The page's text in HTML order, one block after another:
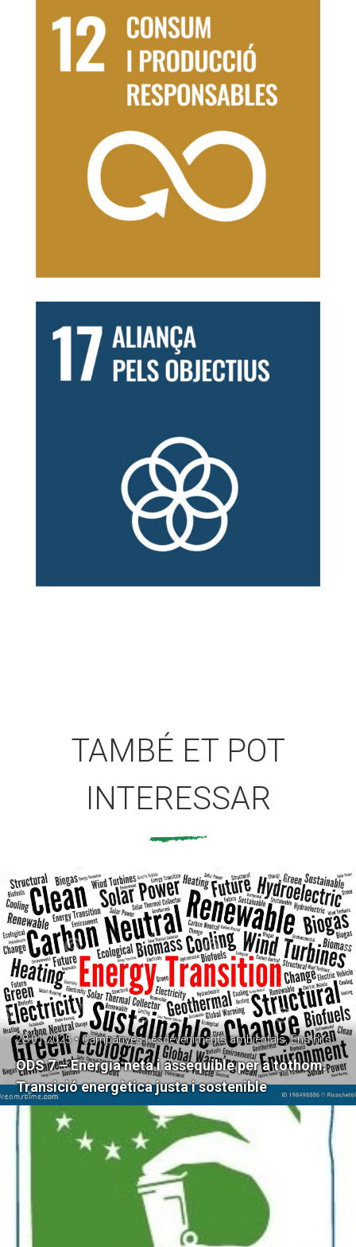
TAMBÉ ET POT
INTERESSAR
ODS 7 – Energia neta i assequible per a tothom.
Transició energètica justa i sostenible
28.01.2025 • Campanyes i esdeveniments ambientals, Ens hi sumem?!, malbaratament alimentari, Residus, SetmanaPrevencióResidus